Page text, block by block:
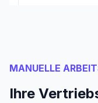
MANUELLE
Ihre